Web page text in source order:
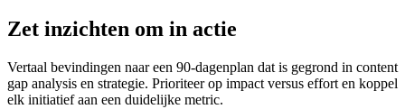
Zet inzichten om in actie
Vertaal bevindingen naar een 90-dagenplan dat is gegrond in content
gap analysis en strategie. Prioriteer op impact versus effort en koppel
elk initiatief aan een duidelijke metric.